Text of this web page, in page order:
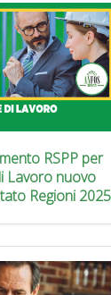
RSPP per
Lavoro nuovo
Regioni 2025